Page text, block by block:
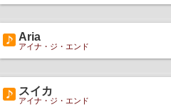
Aria
アイナ・ジ・エンド
スイカ
アイナ・ジ・エンド